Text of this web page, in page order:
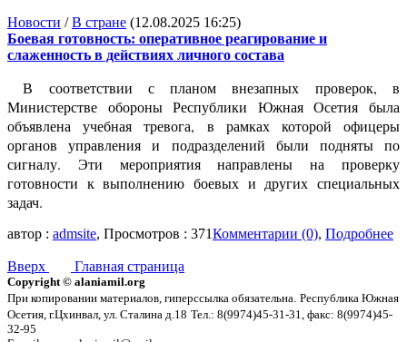
Новости /В стране (12.08.2025 16:25)
Боевая готовность: оперативное реагирование и
слаженность в действиях личного состава
В соответствии с планом внезапных проверок, в
Министерстве обороны Республики Южная Осетия была
объявлена учебная тревога, в рамках которой офицеры
органов управления и подразделений были подняты по
сигналу. Эти мероприятия направлены на проверку
готовности к выполнению боевых и других специальных
задач.
автор : admsite, Просмотров : 371Комментарии (0), Подробнее
Вверх Главная страница
Copyright © alaniamil.org
При копировании материалов, гиперссылка обязательна. Республика Южная
Осетия, г.Цхинвал, ул. Сталина д.18 Тел.: 8(9974)45-31-31, факс: 8(9974)45-
32-95